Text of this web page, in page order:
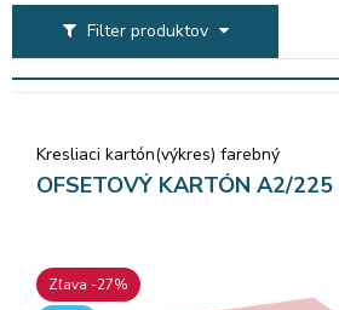
Filter produktov
Kresliaci kartón(výkres) farebný
OFSETOVÝ KARTÓN A2/225
Zľava -27%